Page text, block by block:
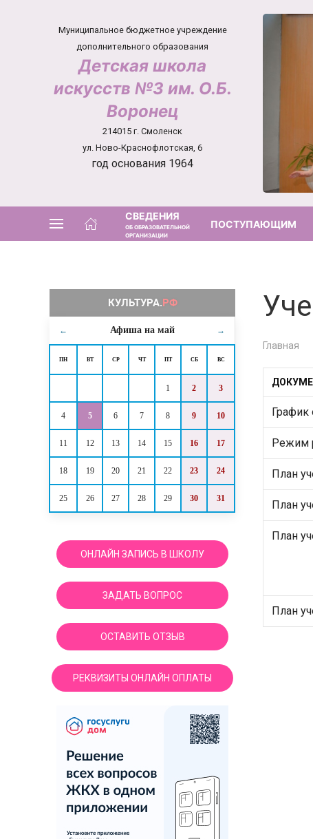
Муниципальное бюджетное учреждение
дополнительного образования
Детская школа
искусств №3 им. О.Б.
Воронец
214015 г. Смоленск
ул. Ново-Краснофлотская, 6
год основания 1964
СВЕДЕНИЯ
ОБ ОБРАЗОВАТЕЛЬНОЙ
ОРГАНИЗАЦИИ
ПОСТУПАЮЩИМ
← Афиша на май →
ПН ВТ СР ЧТ ПТ СБ ВС
1 2 3
4 5 6 7 8 9 10
11 12 13 14 15 16 17
18 19 20 21 22 23 24
25 26 27 28 29 30 31
ОНЛАЙН ЗАПИСЬ В ШКОЛУ
ЗАДАТЬ ВОПРОС
ОСТАВИТЬ ОТЗЫВ
РЕКВИЗИТЫ ОНЛАЙН ОПЛАТЫ
Главная
График
Режим
План
План
План
План